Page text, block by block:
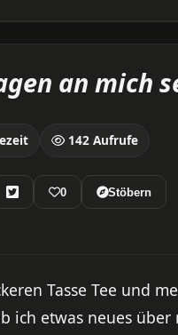
an mich
142 Aufrufe
0 Stöbern
Tasse Tee und
ich etwas neues über